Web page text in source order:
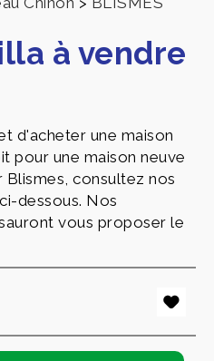
à vendre
d'acheter une maison
pour une maison neuve
Blismes, consultez nos
dessous. Nos
vous proposer le